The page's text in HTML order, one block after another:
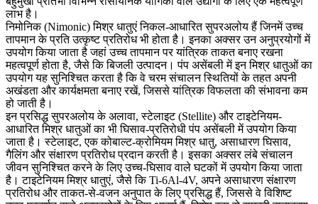
लाभ है।
निमोनिक (Nimonic)मिश्र धातुएं निकल-आधारित सुपरअलोय हैं जिनमें उच्च
तापमान के प्रति उत्कृष्ट प्रतिरोध भी होता है। इनका अक्सर उन अनुप्रयोगों में
उपयोग किया जाता है जहां उच्च तापमान पर यांत्रिक ताकत बनाए रखना
महत्वपूर्ण होता है, जैसे कि बिजली उत्पादन। पंप असेंबली में इन मिश्र धातुओं का
उपयोग यह सुनिश्चित करता है कि वे चरम संचालन स्थितियों के तहत अपनी
अखंडता और कार्यक्षमता बनाए रखें, जिससे यांत्रिक विफलता की संभावना कम
हो जाती है।
इन प्रसिद्ध सुपरअलोय के अलावा,स्टेलाइट (Stellite) औरटाइटेनियम-
आधारित मिश्र धातुओं का भी घिसाव-प्रतिरोधी पंप असेंबली में उपयोग किया
जाता है।स्टेलाइट, एक कोबाल्ट-क्रोमियम मिश्र धातु, असाधारण घिसाव,
गैलिंग और संक्षारण प्रतिरोध प्रदान करती है। इसका अक्सर लंबे संचालन
जीवन सुनिश्चित करने के लिए उच्च-घिसाव वाले घटकों में उपयोग किया जाता
है।टाइटेनियम मिश्र धातुएं, जैसे किTi-6Al-4V, अपने असाधारण संक्षारण
प्रतिरोध और ताकत-से-वजन अनुपात के लिए प्रसिद्ध हैं, जिससे वे विशिष्ट